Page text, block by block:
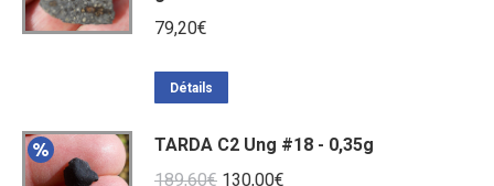
79,20€
Détails
TARDA C2 Ung #18 - 0,35g
189,60€ Le
130,00€